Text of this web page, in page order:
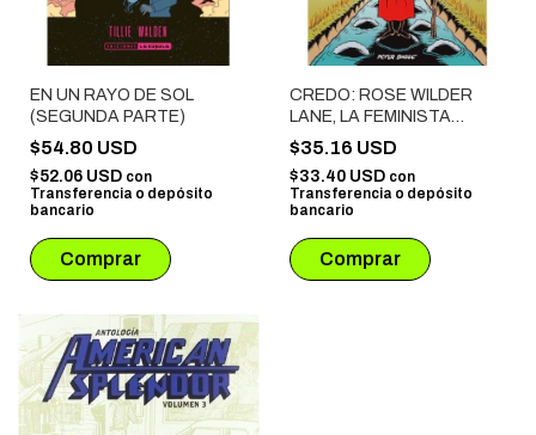
EN UN RAYO DE SOL
(SEGUNDA PARTE)
$54.80 USD
$52.06 USD con
Transferencia o depósito
bancario
CREDO: ROSE WILDER
LANE, LA FEMINISTA
LIBERTARIA
$35.16 USD
$33.40 USD con
Transferencia o depósito
bancario